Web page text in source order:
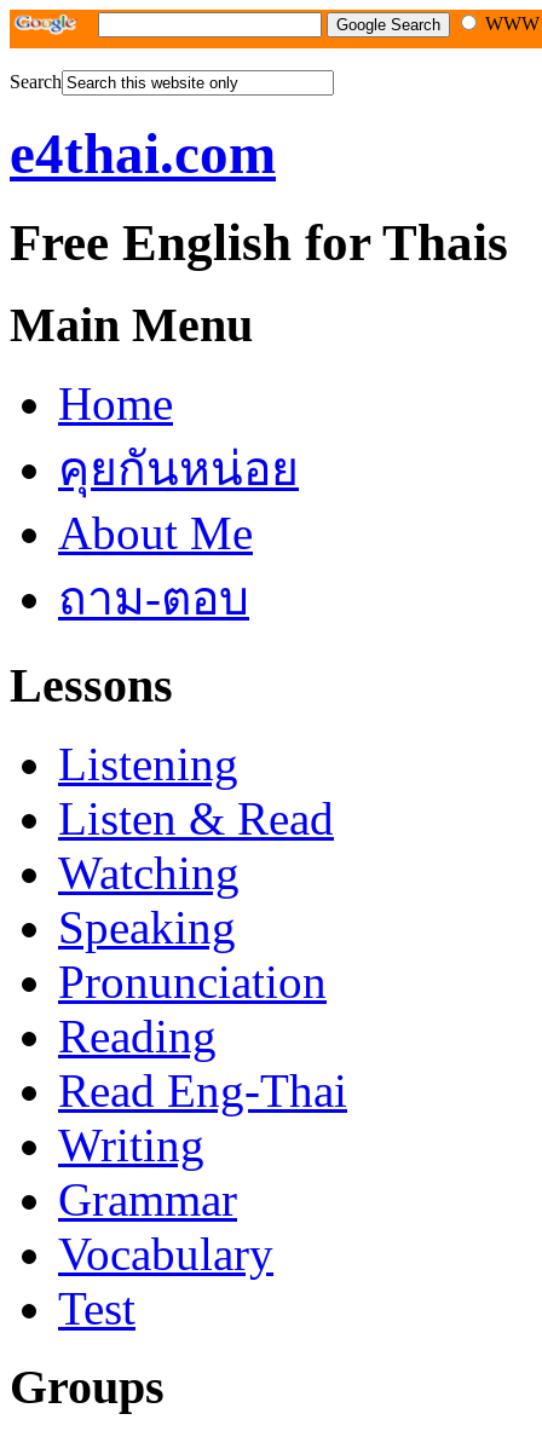
Search
e4thai.com
Free English for Thais
Main Menu
Home
คุยกันหน่อย
About Me
ถาม-ตอบ
Lessons
Listening
Listen & Read
Watching
Speaking
Pronunciation
Reading
Read Eng-Thai
Writing
Grammar
Vocabulary
Test
Groups